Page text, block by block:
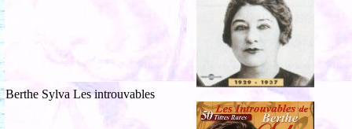
Berthe Sylva Les introuvables